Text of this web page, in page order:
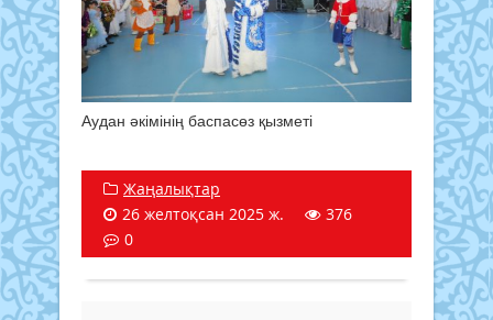
Аудан әкімінің баспасөз қызметі
Жаңалықтар
26 желтоқсан 2025 ж.
376
0